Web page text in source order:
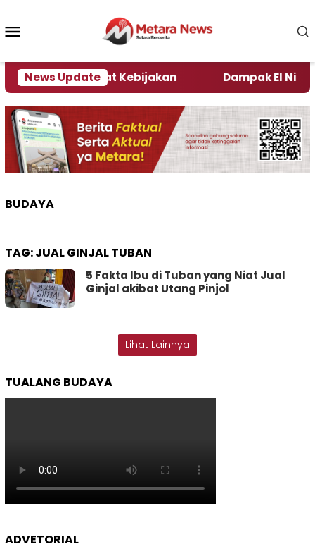
konten
News Update
Pengamat Kebijakan Dampak El Nino,
BUDAYA
TAG:JUAL GINJAL TUBAN
5 Fakta Ibu di Tuban yang Niat Jual
Ginjal akibat Utang Pinjol
Lihat Lainnya
TUALANG BUDAYA
ADVETORIAL